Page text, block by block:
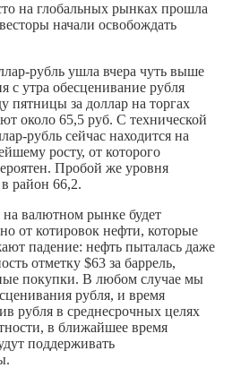
на глобальных рынках прошла
начали освобождать
рубль ушла вчера чуть выше
с утра обесценивание рубля
пятницы за доллар на торгах
около 65,5 руб. С технической
рубль сейчас находится на
росту, от которого
Пробой же уровня
район 66,2.
валютном рынке будет
от котировок нефти, которые
падение: нефть пыталась даже
отметку $63 за баррель,
покупки. В любом случае мы
рубля, и время
рубля в среднесрочных целях
в ближайшее время
поддерживать